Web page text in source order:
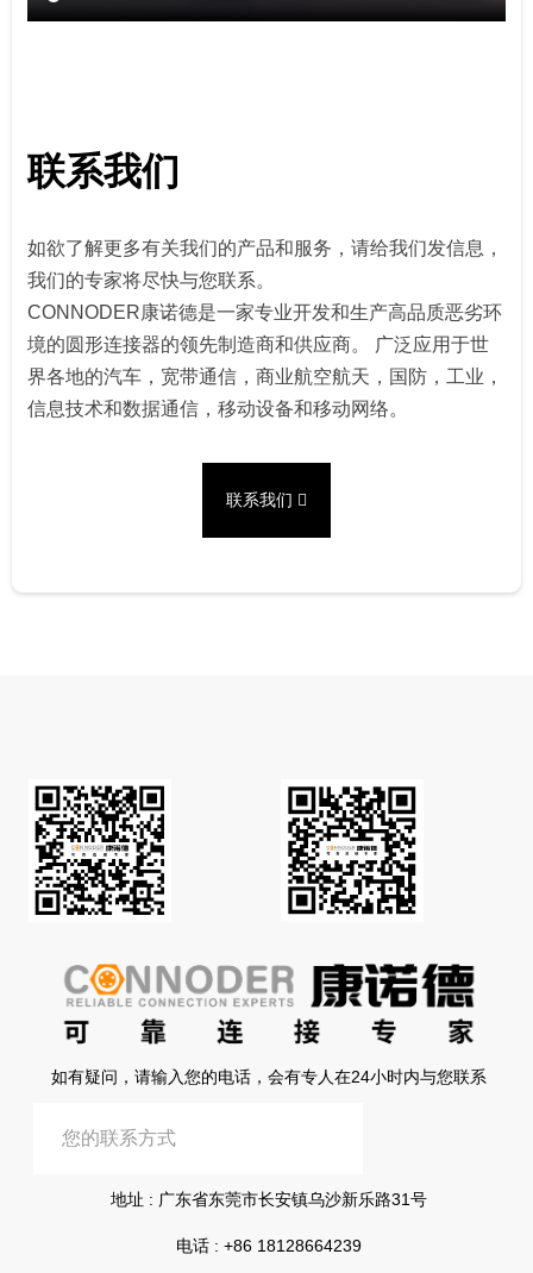
联系我们
如欲了解更多有关我们的产品和服务，请给我们发信息，
我们的专家将尽快与您联系。
CONNODER康诺德是一家专业开发和生产高品质恶劣环
境的圆形连接器的领先制造商和供应商。 广泛应用于世
界各地的汽车，宽带通信，商业航空航天，国防，工业，
信息技术和数据通信，移动设备和移动网络。
联系我们
如有疑问，请输入您的电话，会有专人在24小时内与您联系
地址 : 广东省东莞市长安镇乌沙新乐路31号
电话 : +86 18128664239